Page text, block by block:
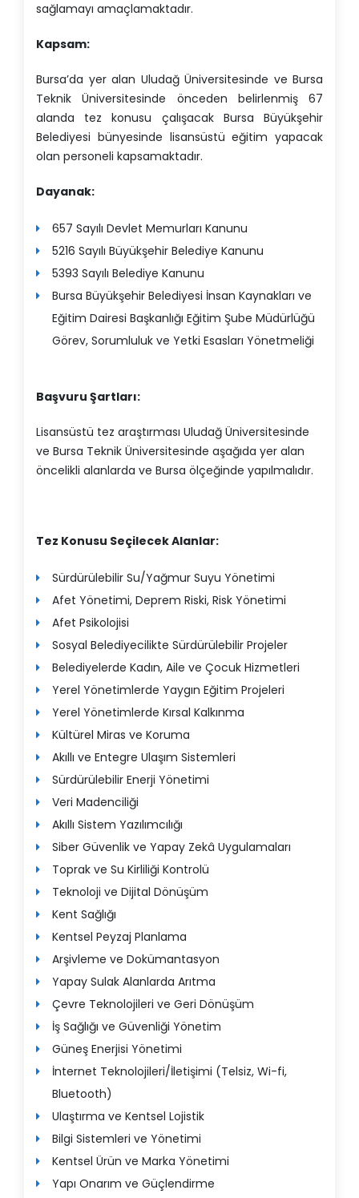
sağlamayı amaçlamaktadır.
Kapsam:
Bursa’da yer alan Uludağ Üniversitesinde ve Bursa
Teknik Üniversitesinde önceden belirlenmiş 67
alanda tez konusu çalışacak Bursa Büyükşehir
Belediyesi bünyesinde lisansüstü eğitim yapacak
olan personeli kapsamaktadır.
Dayanak:
657 Sayılı Devlet Memurları Kanunu
5216 Sayılı Büyükşehir Belediye Kanunu
5393 Sayılı Belediye Kanunu
Bursa Büyükşehir Belediyesi İnsan Kaynakları ve
Eğitim Dairesi Başkanlığı Eğitim Şube Müdürlüğü
Görev, Sorumluluk ve Yetki Esasları Yönetmeliği
Başvuru Şartları:
Lisansüstü tez araştırması Uludağ Üniversitesinde
ve Bursa Teknik Üniversitesinde aşağıda yer alan
öncelikli alanlarda ve Bursa ölçeğinde yapılmalıdır.
Tez Konusu Seçilecek Alanlar:
Sürdürülebilir Su/Yağmur Suyu Yönetimi
Afet Yönetimi, Deprem Riski, Risk Yönetimi
Afet Psikolojisi
Sosyal Belediyecilikte Sürdürülebilir Projeler
Belediyelerde Kadın, Aile ve Çocuk Hizmetleri
Yerel Yönetimlerde Yaygın Eğitim Projeleri
Yerel Yönetimlerde Kırsal Kalkınma
Kültürel Miras ve Koruma
Akıllı ve Entegre Ulaşım Sistemleri
Sürdürülebilir Enerji Yönetimi
Veri Madenciliği
Akıllı Sistem Yazılımcılığı
Siber Güvenlik ve Yapay Zekâ Uygulamaları
Toprak ve Su Kirliliği Kontrolü
Teknoloji ve Dijital Dönüşüm
Kent Sağlığı
Kentsel Peyzaj Planlama
Arşivleme ve Dokümantasyon
Yapay Sulak Alanlarda Arıtma
Çevre Teknolojileri ve Geri Dönüşüm
İş Sağlığı ve Güvenliği Yönetim
Güneş Enerjisi Yönetimi
İnternet Teknolojileri/İletişimi (Telsiz, Wi-fi,
Bluetooth)
Ulaştırma ve Kentsel Lojistik
Bilgi Sistemleri ve Yönetimi
Kentsel Ürün ve Marka Yönetimi
Yapı Onarım ve Güçlendirme